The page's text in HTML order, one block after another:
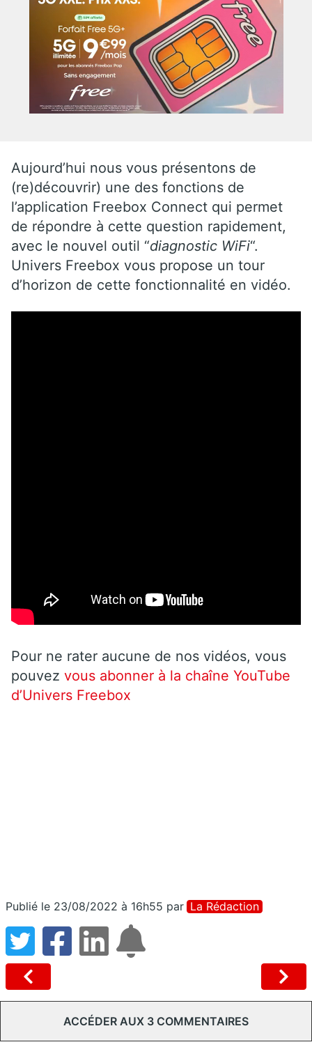
Aujourd’hui nous vous présentons de
(re)découvrir) une des fonctions de
l’application Freebox Connect qui permet
de répondre à cette question rapidement,
avec le nouvel outil “diagnostic WiFi“.
Univers Freebox vous propose un tour
d’horizon de cette fonctionnalité en vidéo.
Pour ne rater aucune de nos vidéos, vous
pouvez vous abonner à la chaîne YouTube
d’Univers Freebox
Publié le 23/08/2022 à 16h55 par La Rédaction
ACCÉDER AUX 3 COMMENTAIRES